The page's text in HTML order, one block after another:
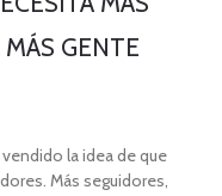
GENTE
la idea de que
Más seguidores,